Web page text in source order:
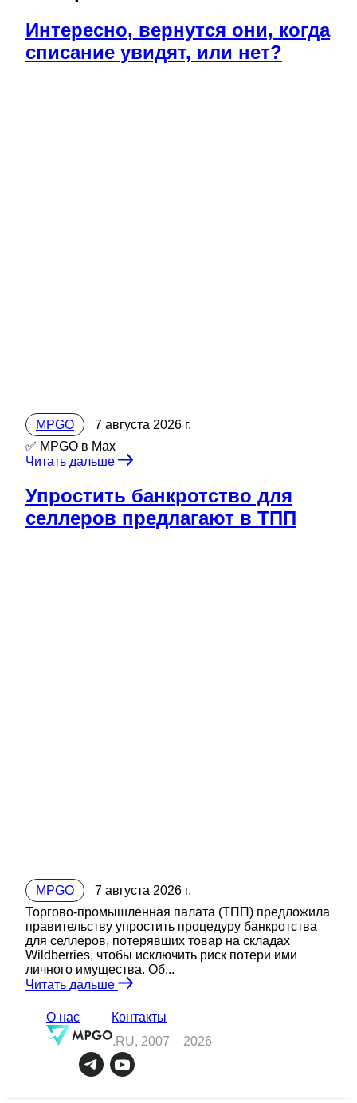
Интересно, вернутся они, когда
списание увидят, или нет?
MPGO
7 августа 2026 г.
✅ MPGO в Мах
Читать дальше
Упростить банкротство для
селлеров предлагают в ТПП
MPGO
7 августа 2026 г.
Торгово-промышленная палата (ТПП) предложила
правительству упростить процедуру банкротства
для селлеров, потерявших товар на складах
Wildberries, чтобы исключить риск потери ими
личного имущества. Об...
Читать дальше
О нас
Контакты
.RU, 2007 – 2026